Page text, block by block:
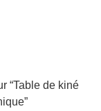
“Table de kiné